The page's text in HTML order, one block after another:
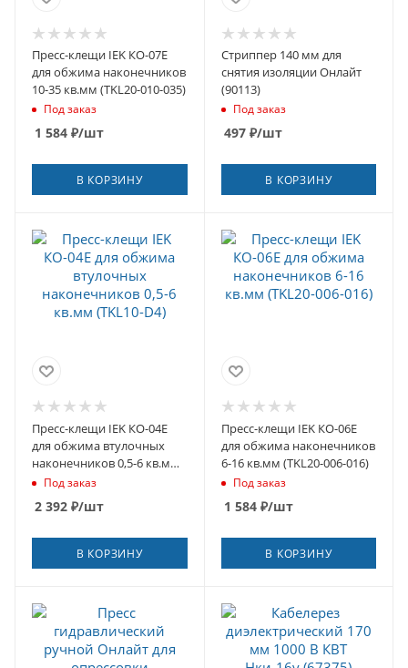
Пресс-клещи IEK КО-07Е
для обжима наконечников
10-35 кв.мм (TKL20-010-035)
Под заказ
1 584 ₽/шт
В КОРЗИНУ
Стриппер 140 мм для
снятия изоляции Онлайт
(90113)
Под заказ
497₽/шт
В КОРЗИНУ
Пресс-клещи IEK КО-04Е
для обжима втулочных
наконечников 0,5-6 кв.мм
(TKL10-D4)
Под заказ
2 392 ₽/шт
В КОРЗИНУ
Пресс-клещи IEK КО-06Е
для обжима наконечников
6-16 кв.мм (TKL20-006-016)
Под заказ
1 584₽/шт
В КОРЗИНУ